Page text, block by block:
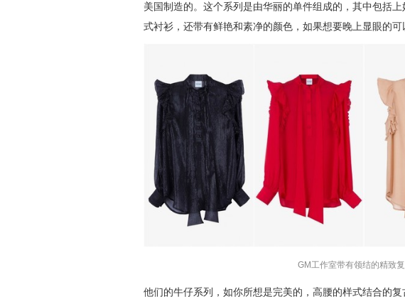
美国制造的。这个系列是由华丽的单件组成的，其中包括
式衬衫，还带有鲜艳和素净的颜色，如果想要晚上显眼的可
GM工作室带有领结的精致
他们的牛仔系列，如你所想是完美的，高腰的样式结合的